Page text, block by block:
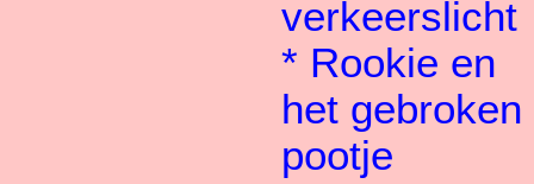
verkeerslicht
* Rookie en
het gebroken
pootje